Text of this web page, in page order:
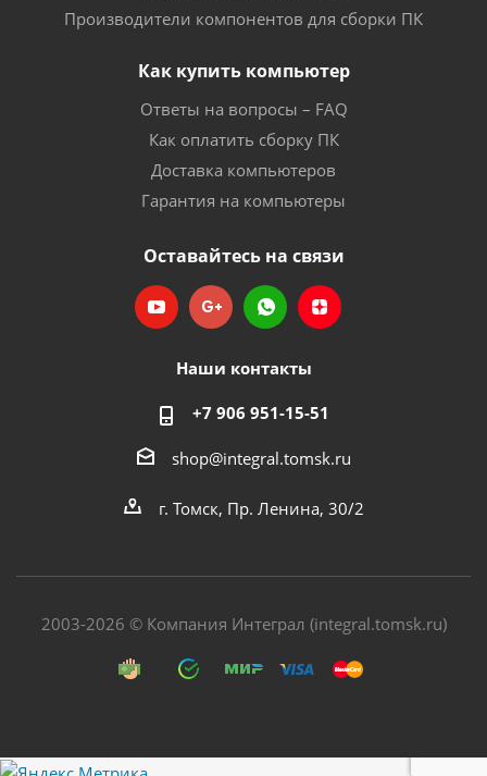
Производители компонентов для сборки ПК
Как купить компьютер
Ответы на вопросы – FAQ
Как оплатить сборку ПК
Доставка компьютеров
Гарантия на компьютеры
Оставайтесь на связи
Наши контакты
+7 906 951-15-51
shop@integral.tomsk.ru
г. Томск, Пр. Ленина, 30/2
2003-2026 © Компания Интеграл (integral.tomsk.ru)